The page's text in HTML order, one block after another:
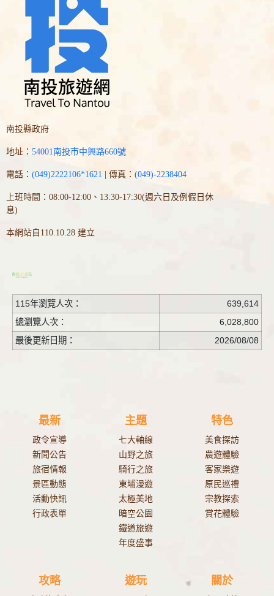
南投縣政府
地址： 54001南投市中興路660號
電話： (049)2222106*1621 | 傳真： (049)-2238404
上班時間：08:00-12:00、13:30-17:30(週六日及例假日休
息)
本網站自110.10.28 建立
115年瀏覽人次：
639,614
總瀏覽人次：
6,028,800
最後更新日期：
2026/08/08
最新
政令宣導
新聞公告
旅宿情報
景區動態
活動快訊
行政表單
主題
七大軸線
山野之旅
騎行之旅
東埔漫遊
太極美地
暗空公園
鐵道旅遊
年度盛事
特色
美食探訪
農遊體驗
客家樂遊
原民巡禮
宗教探索
賞花體驗
攻略 遊玩 關於